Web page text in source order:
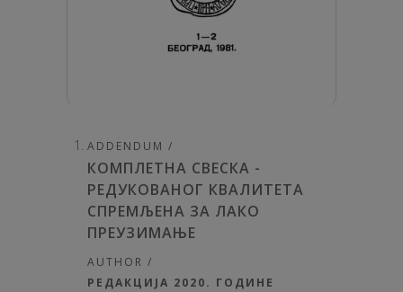
ADDENDUM /
КОМПЛЕТНА СВЕСКА -
РЕДУКОВАНОГ КВАЛИТЕТА
СПРЕМЉЕНА ЗА ЛАКО
ПРЕУЗИМАЊЕ
AUTHOR /
РЕДАКЦИЈА 2020. ГОДИНЕ